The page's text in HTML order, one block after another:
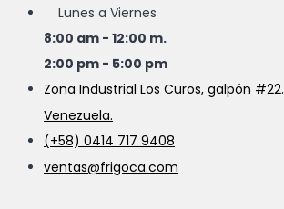
Lunes a Viernes
8:00 am - 12:00 m.
2:00 pm - 5:00 pm
Zona Industrial Los Curos, galpón
Venezuela.
(+58) 0414 717 9408
ventas@frigoca.com